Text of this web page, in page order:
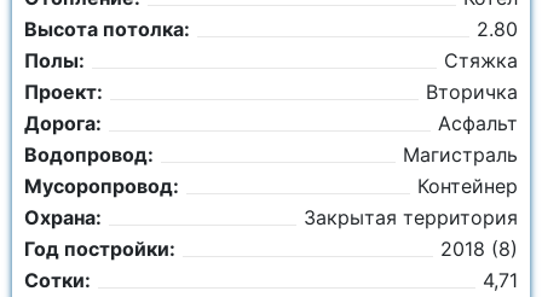
Высота потолка:
2.80
Полы:
Стяжка
Проект:
Вторичка
Дорога:
Асфальт
Водопровод:
Магистраль
Мусоропровод:
Контейнер
Охрана:
Закрытая территория
Год постройки:
2018 (8)
Сотки:
4,71